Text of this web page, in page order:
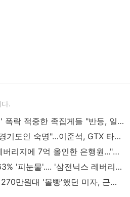
.
'삼전닉스' 폭락 적중한 족집게들 "반등, 일회성 아니다"면서... AI 과잉투자엔 '우려'
"뛰는 건 경기도인 숙명"…이준석, GTX 타고 국회 출근길 "1시간 6분 걸렸다"
SK하닉 레버리지에 7억 올인한 은행원..."한 달 만에 5억 증발" 멘붕
개미는 -63% '피눈물'.... '삼전닉스 레버리지' 운용사, 얼마 벌었나 봤더니
하이닉스 270만원대 '몰빵'했던 미자, 근황 질문에 "지금 털면 죽어요"